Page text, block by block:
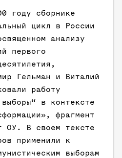
году сборнике
цикл в России
анализу
первого
Гельман и Виталий
работу
в контексте
фрагмент
ОУ. В своем тексте
применили к
выборам